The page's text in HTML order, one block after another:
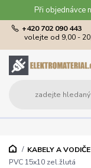
Při objednávce
+420 702 090 443
volejte od 9,00 -
KABELY A VODIČE
PVC 15x10 zel.žlutá